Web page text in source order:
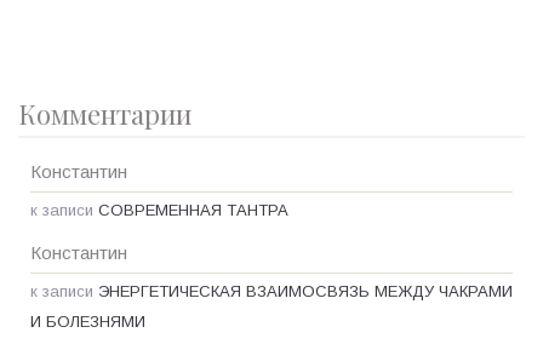
Комментарии
Константин
к записи СОВРЕМЕННАЯ ТАНТРА
Константин
к записи ЭНЕРГЕТИЧЕСКАЯ ВЗАИМОСВЯЗЬ МЕЖДУ ЧАКРАМИ
И БОЛЕЗНЯМИ